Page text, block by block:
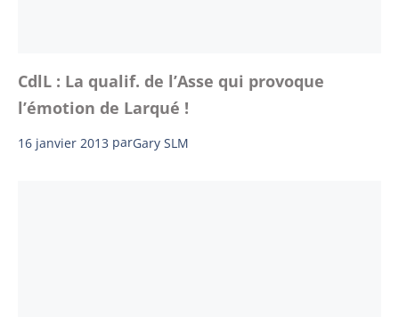
CdlL : La qualif. de l’Asse qui provoque
l’émotion de Larqué !
16 janvier 2013 parGary SLM